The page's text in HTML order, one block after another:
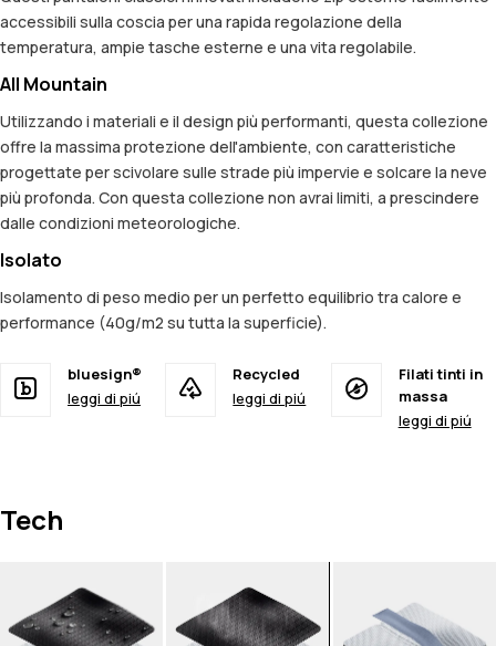
accessibili sulla coscia per una rapida regolazione della
temperatura, ampie tasche esterne e una vita regolabile.
All Mountain
Utilizzando i materiali e il design più performanti, questa collezione
offre la massima protezione dell'ambiente, con caratteristiche
progettate per scivolare sulle strade più impervie e solcare la neve
più profonda. Con questa collezione non avrai limiti, a prescindere
dalle condizioni meteorologiche.
Isolato
Isolamento di peso medio per un perfetto equilibrio tra calore e
performance (40g/m2 su tutta la superficie).
bluesign®
leggi di piú
Recycled
leggi di piú
Filati tinti in
massa
leggi di piú
Tech